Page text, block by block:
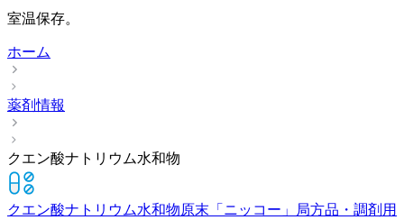
室温保存。
ホーム
薬剤情報
クエン酸ナトリウム水和物
クエン酸ナトリウム水和物原末「ニッコー」
局方品・調剤用